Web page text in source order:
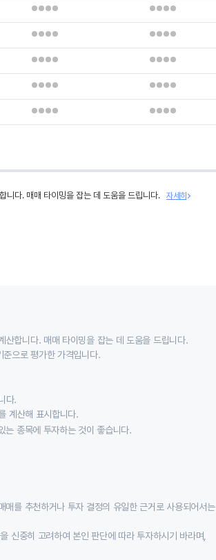
니다. 매매 타이밍을 잡는 데 도움을 드립니다. 자세히
산합니다. 매매 타이밍을 잡는 데 도움을 드립니다.
으로 평가한 가격입니다.
다.
계산해 표시합니다.
는 종목에 투자하는 것이 좋습니다.
를 추천하거나 투자 결정의 유일한 근거로 사용되어서는
신중히 고려하여 본인 판단에 따라 투자하시기 바라며,